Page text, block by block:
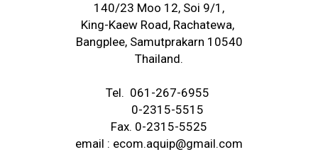
140/23 Moo 12, Soi 9/1,
King-Kaew Road, Rachatewa,
Bangplee, Samutprakarn 10540
Thailand.
Tel. 061-267-6955
0-2315-5515
Fax. 0-2315-5525
email : ecom.aquip@gmail.com